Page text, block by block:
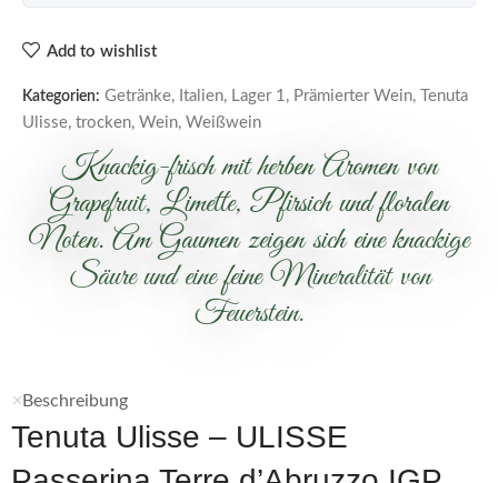
Add to wishlist
Kategorien: Getränke, Italien, Lager 1, Prämierter Wein,
Tenuta
Ulisse, trocken, Wein, Weißwein
Knackig-frisch mit herben Aromen von
Grapefruit, Limette, Pfirsich und floralen
Noten. Am Gaumen zeigen sich eine knackige
Säure und eine feine Mineralität von
Feuerstein.
Beschreibung
Tenuta Ulisse – ULISSE